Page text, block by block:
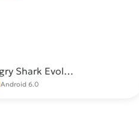
Hungry Shark Evolution МОД (Много денег)
Android 6.0